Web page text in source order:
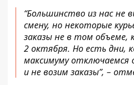
“Большинство из нас не
смену, но некоторые
заказы не в том объеме,
2 октября. Но есть дни,
максимуму
и не возим заказы”, –